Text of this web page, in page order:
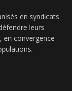
en syndicats
leurs
en convergence